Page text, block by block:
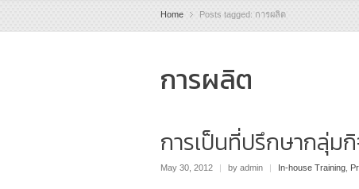
Home Posts tagged: การผลิต
การผลิต
การเป็นที่ปรึกษากลุ่ม
May 30, 2012 | by admin | In-house Training